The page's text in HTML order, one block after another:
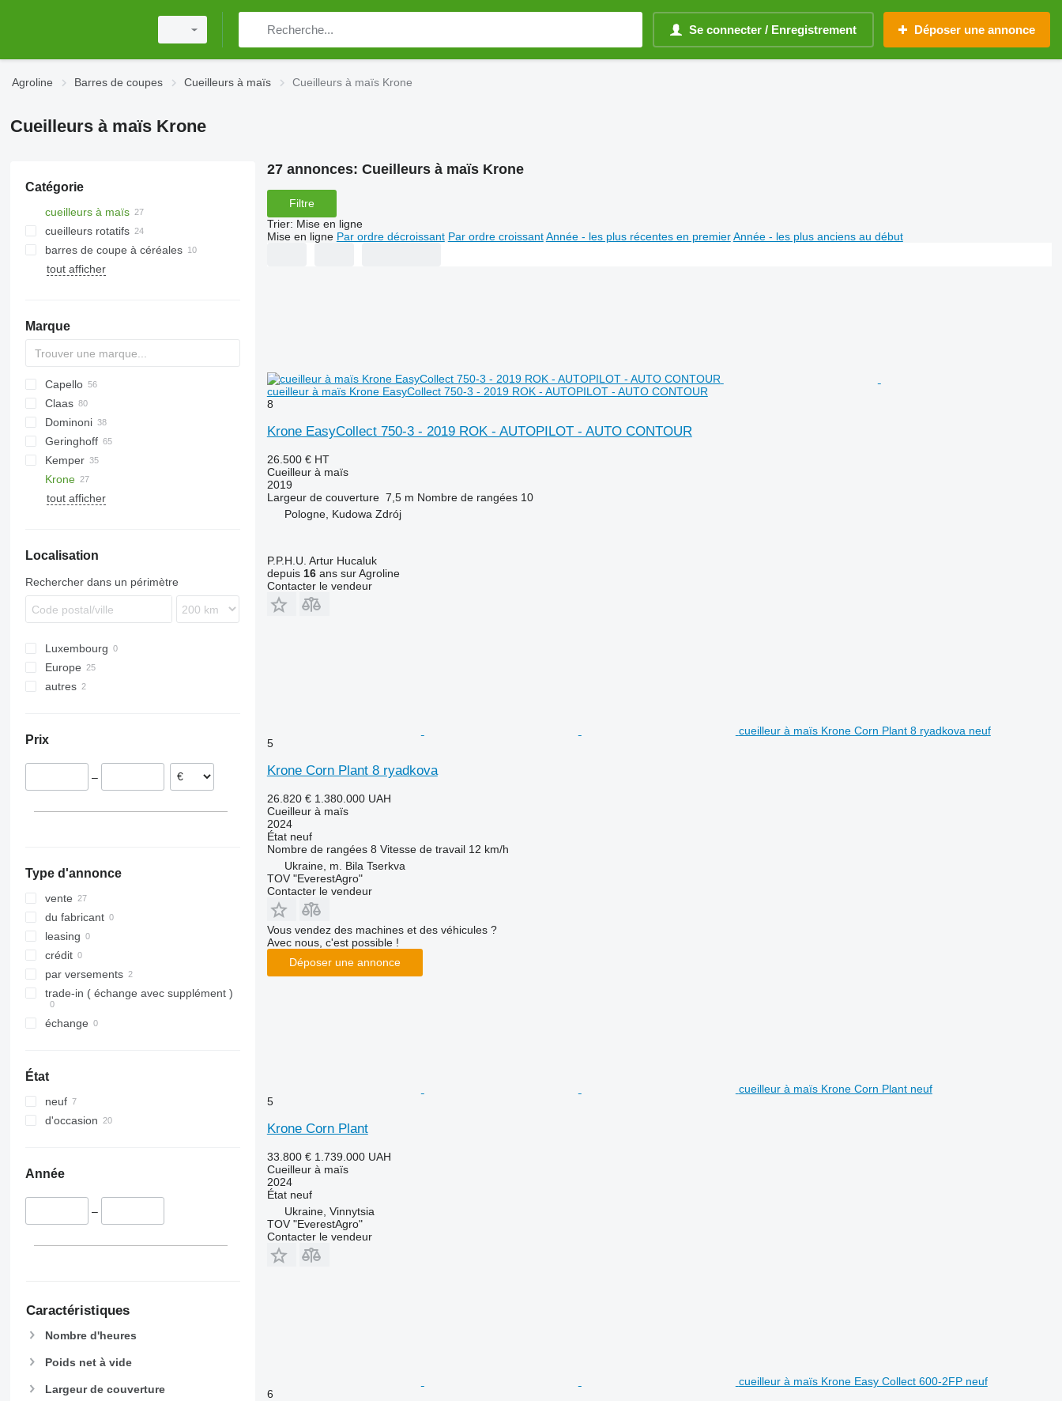
Se connecter / Enregistrement Déposer une annonce
Agroline Barres de coupes Cueilleurs à maïs Cueilleurs à maïs Krone
Cueilleurs à maïs Krone
Catégorie
cueilleurs à maïs
cueilleurs rotatifs
barres de coupe à céréales
tout afficher
Marque
Capello
Diamant
QUASAR
1083
2188
2388
4408
4412
Claas
Conspeed
Corio
Jaguar
Orbis
Sunspeed
Dominoni
Kaiman
Rock
S978
SL
MHS
L-series
Geringhoff
HORIZON
PCA
RD
608
C-series
Kemper
Champion
KMS
Krone
EasyCollect
MDD-200
SFH
CX
Drago GT
OptiCorn
8244
Corn Champion
tout afficher
Localisation
Rechercher dans un périmètre
Luxembourg
Europe
Allemagne
autres
Prix
–
Type d'annonce
vente
du fabricant
leasing
crédit
par versements
trade-in ( échange avec supplément )
échange
État
neuf
d'occasion
Année
–
Caractéristiques
Nombre d'heures
Poids net à vide
Largeur de couverture
27 annonces: Cueilleurs à maïs Krone
Filtre
Trier: Mise en ligne
Mise en ligne Par ordre décroissant Par ordre croissant Année - les plus récentes en premier Année - les plus anciens au début
cueilleur à maïs Krone EasyCollect 750-3 - 2019 ROK - AUTOPILOT - AUTO CONTOUR
8
Krone EasyCollect 750-3 - 2019 ROK - AUTOPILOT - AUTO CONTOUR
26.500 € HT
Cueilleur à maïs
2019
Largeur de couverture 7,5 m Nombre de rangées 10
Pologne, Kudowa Zdrój
P.P.H.U. Artur Hucaluk
depuis 16ans sur Agroline
Contacter le vendeur
cueilleur à maïs Krone Corn Plant 8 ryadkova neuf
5
Krone Corn Plant 8 ryadkova
26.820 € 1.380.000 UAH
Cueilleur à maïs
2024
Étatneuf
Nombre de rangées 8 Vitesse de travail 12 km/h
Ukraine, m. Bila Tserkva
TOV "EverestAgro"
Contacter le vendeur
Vous vendez des machines et des véhicules ?
Avec nous, c'est possible !
Déposer une annonce
cueilleur à maïs Krone Corn Plant neuf
5
Krone Corn Plant
33.800 € 1.739.000 UAH
Cueilleur à maïs
2024
Étatneuf
Ukraine, Vinnytsia
TOV "EverestAgro"
Contacter le vendeur
cueilleur à maïs Krone Easy Collect 600-2FP neuf
6